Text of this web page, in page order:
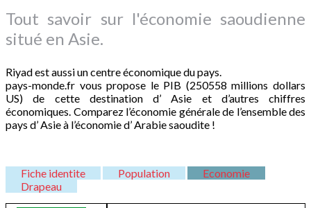
Tout savoir sur l'économie saoudienne
situé en Asie.
Riyad est aussi un centre économique du pays.
pays-monde.fr vous propose le PIB (250558 millions dollars
US) de cette destination d’ Asie et d’autres chiffres
économiques. Comparez l’économie générale de l’ensemble des
pays d’ Asie à l’économie d’ Arabie saoudite !
Fiche identite Population
Economie
Drapeau